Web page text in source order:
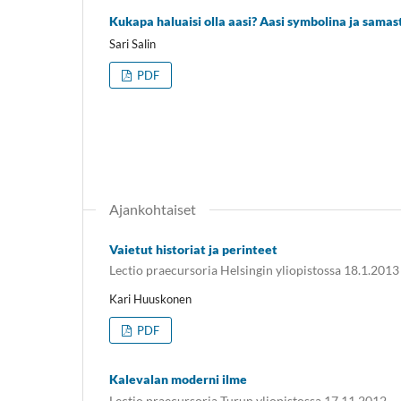
Kukapa haluaisi olla aasi? Aasi symbolina ja
Sari Salin
PDF
Ajankohtaiset
Vaietut historiat ja perinteet
Lectio praecursoria Helsingin yliopistossa 18.1.2013
Kari Huuskonen
PDF
Kalevalan moderni ilme